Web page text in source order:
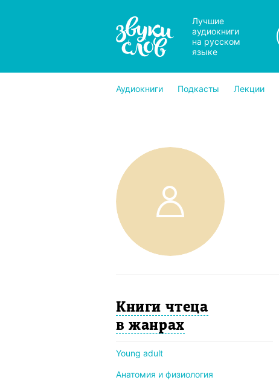
Лучшие
аудиокниги
на русском
языке
Аудиокниги Подкасты Лекции
Книги чтеца
в жанрах
Young adult
Анатомия и физиология